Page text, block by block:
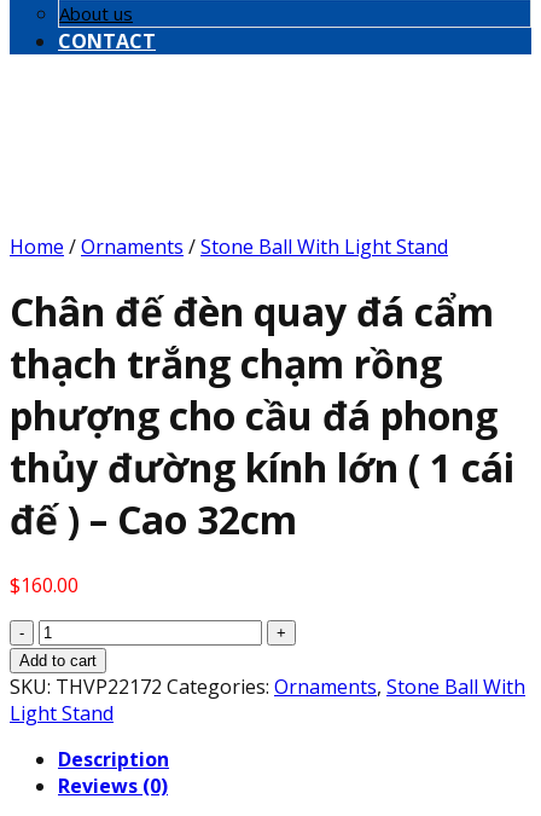
About us
CONTACT
Home /Ornaments /Stone Ball With Light Stand
Chân đế đèn quay đá cẩm
thạch trắng chạm rồng
phượng cho cầu đá phong
thủy đường kính lớn ( 1 cái
đế ) – Cao 32cm
$160.00
Chân
đế
đèn
quay
cẩm
thạch
Add to cart
SKU: THVP22172 Categories: Ornaments, Stone Ball With
Light Stand
Description
Reviews (0)